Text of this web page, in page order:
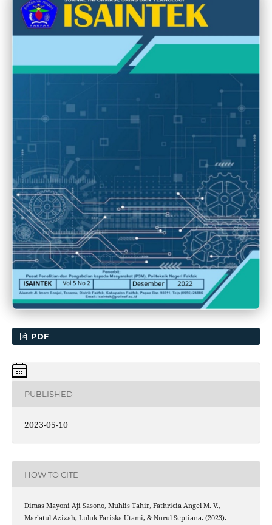
PDF
PUBLISHED
2023-05-10
HOW TO CITE
Dimas Mayoni Aji Sasono, Muhlis Tahir, Fathricia Angel M. V.,
Mar’atul Azizah, Luluk Fariska Utami, & Nurul Septiana. (2023).